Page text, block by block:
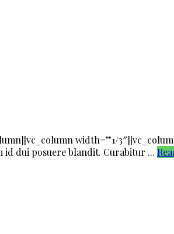
width=”1/
dui posuere blandit. Curabitur ...